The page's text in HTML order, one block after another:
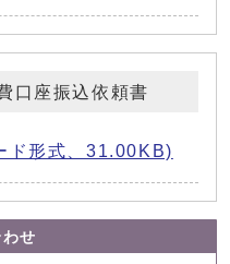
口座振込依頼書
ド形式、31.00KB)
せ